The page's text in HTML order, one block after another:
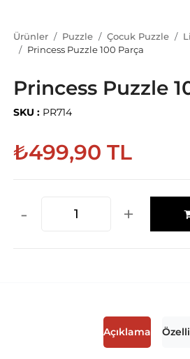
Ürünler Puzzle Çocuk Puzzle
Princess Puzzle 100 Parça
Princess Puzzle
SKU : PR714
₺499,90 TL
- +
Açıklama